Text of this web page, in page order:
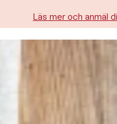
Läs mer och anmäl